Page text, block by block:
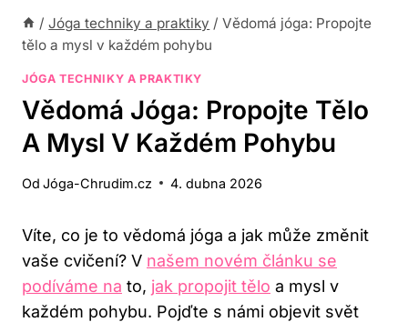
/ Jóga techniky a praktiky / Vědomá jóga: Propojte
tělo a mysl v každém pohybu
JÓGA TECHNIKY A PRAKTIKY
Vědomá Jóga: Propojte Tělo
A Mysl V Každém Pohybu
Od Jóga-Chrudim.cz 4. dubna 2026
Víte, co je to vědomá jóga a jak může změnit
vaše cvičení? V našem novém článku se
podíváme na to, jak propojit tělo a mysl v
každém pohybu. Pojďte s námi objevit svět